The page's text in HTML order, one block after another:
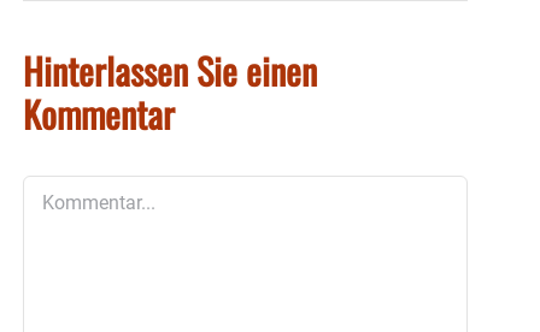
Hinterlassen Sie einen
Kommentar